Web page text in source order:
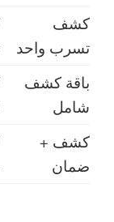
كشف
تسرب واحد
باقة كشف
شامل
كشف +
ضمان